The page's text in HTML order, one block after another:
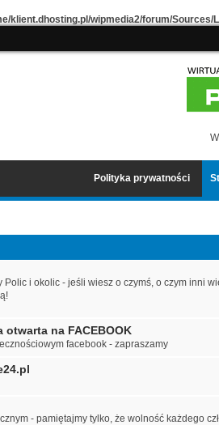
klient.dhosting.pl/wipmedia2/forum/Sources/
Polityka prywatności
Polic i okolic - jeśli wiesz o czymś, o czym inni
na FACEBOOK
facebook - zapraszamy
- pamiętajmy tylko, że wolność każdego